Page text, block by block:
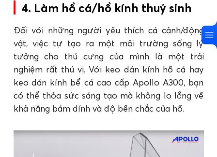
4. Làm hồ cá/hồ kính thuỷ sinh
Đối với những người yêu thích cá cảnh/động
vật, việc tự tạo ra một môi trường sống lý
tưởng cho thú cưng của mình là một trải
nghiệm rất thú vị. Với keo dán kính hồ cá hay
keo dán kính bể cá cao cấp Apollo A300, bạn
có thể thỏa sức sáng tạo mà không lo lắng về
khả năng bám dính và độ bền chắc của hồ.